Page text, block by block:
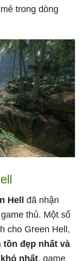
trong dòng
Hell đã nhận
thủ. Một số
cho Green Hell,
tồn đẹp nhất và
nhất, game